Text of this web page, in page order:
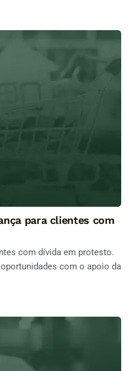
para clientes com
com dívida em protesto.
com o apoio da